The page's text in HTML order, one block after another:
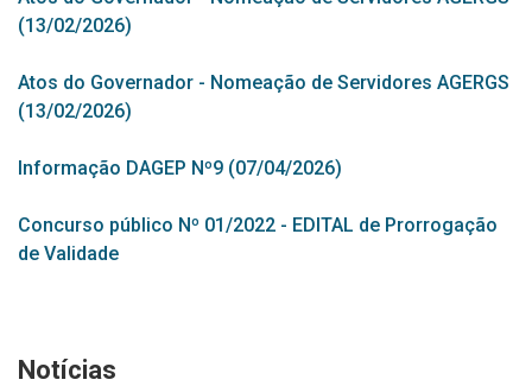
(13/02/2026)
Atos do Governador - Nomeação de Servidores AGERGS
(13/02/2026)
Informação DAGEP Nº9 (07/04/2026)
Concurso público Nº 01/2022 - EDITAL de Prorrogação
de Validade
Notícias